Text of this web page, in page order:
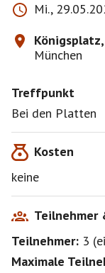
Mi.,
München
Treffpunkt
Bei den Platten
Kosten
keine
Teilnehmer
Teilnehmer: 3 (
Maximale